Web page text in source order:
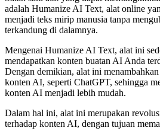
adalah Humanize AI Text, alat online
menjadi teks mirip manusia tanpa
terkandung di dalamnya.
Mengenai Humanize AI Text, alat ini
mendapatkan konten buatan AI Anda
Dengan demikian, alat ini menambahkan
konten AI, seperti ChatGPT, sehingga
konten AI menjadi lebih mudah.
Dalam hal ini, alat ini merupakan
terhadap konten AI, dengan tujuan